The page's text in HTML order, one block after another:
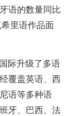
语的数量同比
里语作品面
际升级了多语
覆盖英语、西
语等多种语
牙、巴西、法